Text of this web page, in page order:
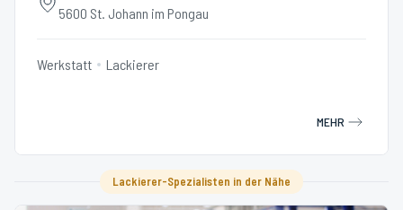
5600 St. Johann im Pongau
Werkstatt Lackierer
MEHR
Lackierer-Spezialisten in der Nähe